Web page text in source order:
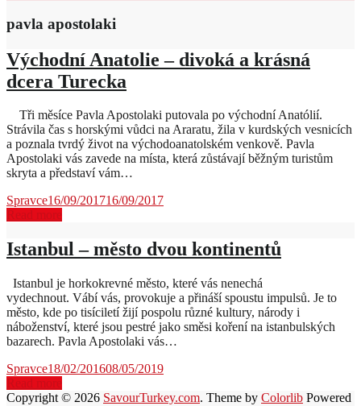
pavla apostolaki
Východní Anatolie – divoká a krásná
dcera Turecka
Tři měsíce Pavla Apostolaki putovala po východní Anatólií.
Strávila čas s horskými vůdci na Araratu, žila v kurdských vesnicích
a poznala tvrdý život na východoanatolském venkově. Pavla
Apostolaki vás zavede na místa, která zůstávají běžným turistům
skryta a představí vám…
Spravce16/09/201716/09/2017
Read more
Istanbul – město dvou kontinentů
Istanbul je horkokrevné město, které vás nenechá
vydechnout. Vábí vás, provokuje a přináší spoustu impulsů. Je to
město, kde po tisíciletí žijí pospolu různé kultury, národy i
náboženství, které jsou pestré jako směsi koření na istanbulských
bazarech. Pavla Apostolaki vás…
Spravce18/02/201608/05/2019
Read more
Copyright © 2026 SavourTurkey.com. Theme by Colorlib Powered